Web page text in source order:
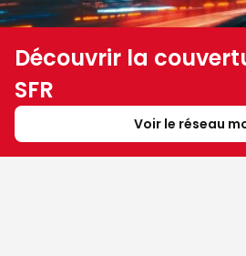
Découvrir la
SFR
Voir le réseau